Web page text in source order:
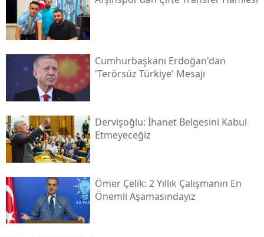
Cumhurbaşkanı Erdoğan'dan
'terörsüz Türkiye' Mesajı
Dervişoğlu: İhanet Belgesini Kabul
Etmeyeceğiz
Ömer Çelik: 2 Yıllık Çalışmanın En
Önemli Aşamasındayız